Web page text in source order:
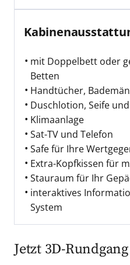
mit Doppelbett oder
Betten
Handtücher,
Duschlotion, Seife
Klimaanlage
Sat-TV und Telefon
Safe für Ihre
Extra-Kopfkissen für
Stauraum für Ihr
interaktives
System
Jetzt 3D-